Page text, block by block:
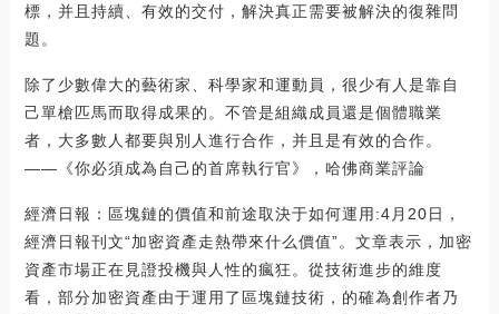
標，并且持續、有效的交付，解決真正需要被解決的復雜問
題。
除了少數偉大的藝術家、科學家和運動員，很少有人是靠自
己單槍匹馬而取得成果的。不管是組織成員還是個體職業
者，大多數人都要與別人進行合作，并且是有效的合作。
——《你必須成為自己的首席執行官》，哈佛商業評論
經濟日報：區塊鏈的價值和前途取決于如何運用:4月20日，
經濟日報刊文“加密資產走熱帶來什么價值”。文章表示，加密
資產市場正在見證投機與人性的瘋狂。從技術進步的維度
看，部分加密資產由于運用了區塊鏈技術，的確為創作者乃